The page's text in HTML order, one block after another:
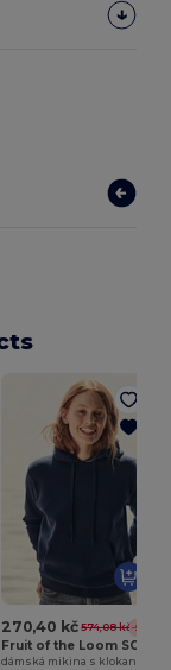
270,40 kč 574,08 kč-53%